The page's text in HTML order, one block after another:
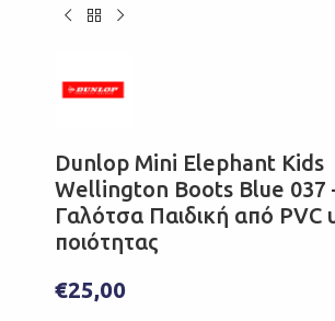
Dunlop Mini Elephant Kids
Wellington Boots Blue 037
Γαλότσα Παιδική από PVC
ποιότητας
€25,00